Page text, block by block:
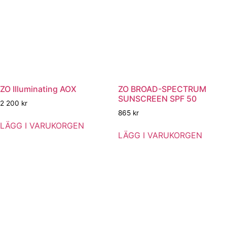
ZO Illuminating AOX
2 200 kr
LÄGG I VARUKORGEN
ZO BROAD-SPECTRUM
SUNSCREEN SPF 50
865 kr
LÄGG I VARUKORGEN